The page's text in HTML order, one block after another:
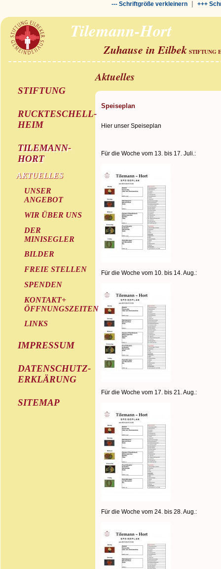
--- Schriftgröße verkleinern| +++
Tilemann-Hort
Zuhause in Eilbek STIFTUNG
STIFTUNG
RUCKTESCHELL-
HEIM
TILEMANN-
HORT
AKTUELLES
UNSER
ANGEBOT
WIR ÜBER UNS
DER
MINISEGLER
BILDER
FREIE STELLEN
SPENDEN
KONTAKT+
ÖFFNUNGSZEITEN
LINKS
IMPRESSUM
DATENSCHUTZ-
ERKLÄRUNG
SITEMAP
Aktuelles
Speiseplan
Hier unser Speiseplan
Für die Woche vom 13. bis 17. Juli.:
Für die Woche vom 10. bis 14. Aug.:
Für die Woche vom 17. bis 21. Aug.:
Für die Woche vom 24. bis 28. Aug.: